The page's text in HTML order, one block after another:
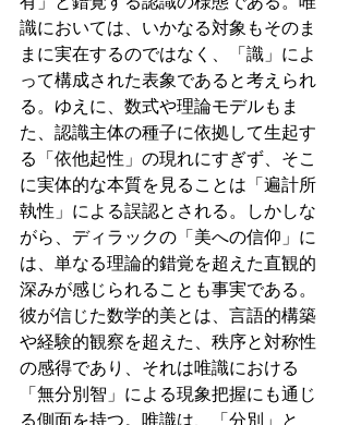
識においては、いかなる対象もそのま
まに実在するのではなく、「識」によ
って構成された表象であると考えられ
る。ゆえに、数式や理論モデルもま
た、認識主体の種子に依拠して生起す
る「依他起性」の現れにすぎず、そこ
に実体的な本質を見ることは「遍計所
執性」による誤認とされる。しかしな
がら、ディラックの「美への信仰」に
は、単なる理論的錯覚を超えた直観的
深みが感じられることも事実である。
彼が信じた数学的美とは、言語的構築
や経験的観察を超えた、秩序と対称性
の感得であり、それは唯識における
「無分別智」による現象把握にも通じ
る側面を持つ。唯識は、「分別」と